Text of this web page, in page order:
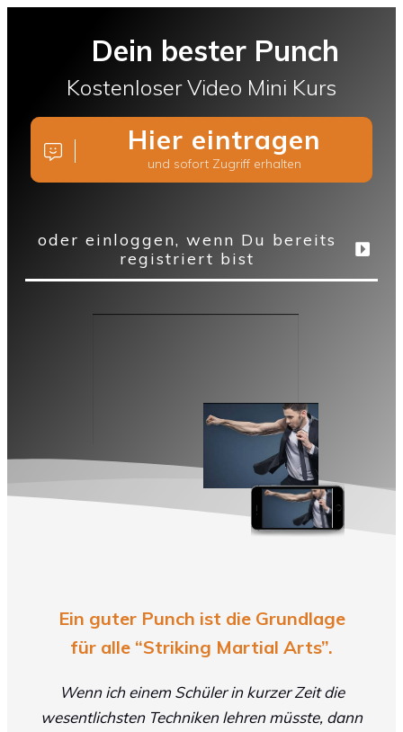
Dein bester Punch
Kostenloser Video Mini Kurs
Hier eintragen
und sofort Zugriff erhalten
oder einloggen, wenn Du bereits
registriert bist
Ein guter Punch ist die Grundlage
für alle “Striking Martial Arts”.
Wenn ich einem Schüler in kurzer Zeit die
wesentlichsten Techniken lehren müsste, dann